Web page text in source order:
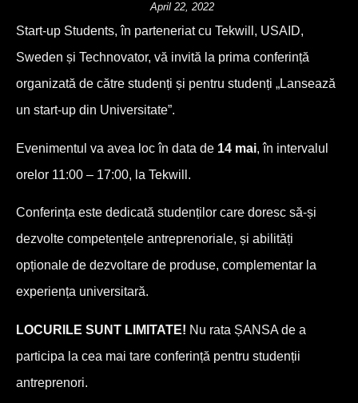
April 22, 2022
Start-up Students, în parteneriat cu Tekwill, USAID,
Sweden și Technovator, vă invită la prima conferință
organizată de către studenți și pentru studenți „Lansează
un start-up din Universitate”.
Evenimentul va avea loc în data de 14 mai, în intervalul
orelor 11:00 – 17:00, la Tekwill.
Conferința este dedicată studenților care doresc să-și
dezvolte competențele antreprenoriale, și abilități
opționale de dezvoltare de produse, complementar la
experiența universitară.
LOCURILE SUNT LIMITATE! Nu rata ȘANSA de a
participa la cea mai tare conferință pentru studenții
antreprenori.